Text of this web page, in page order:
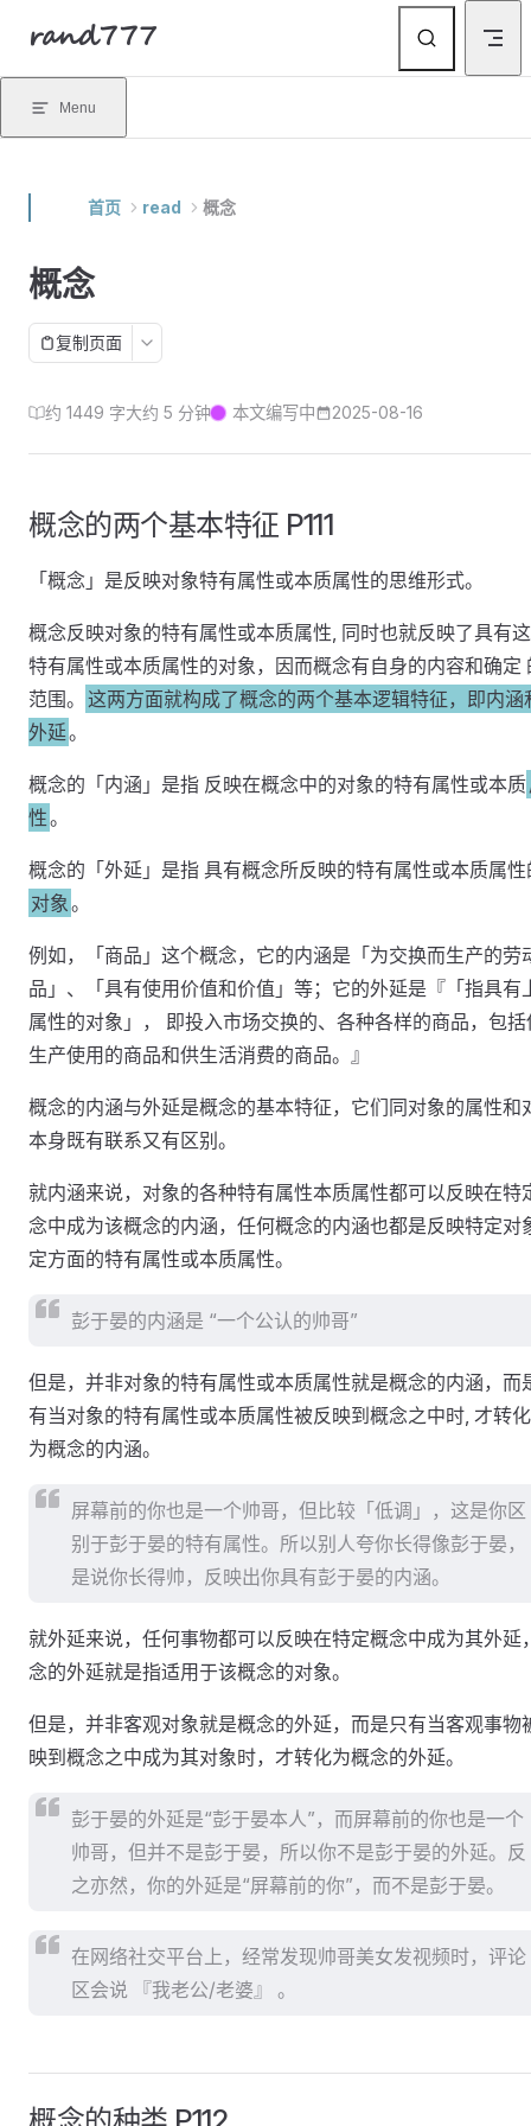
Skip to content
rand777
Menu
首页 read 概念
概念
复制页面
约 1449 字大约 5 分钟 本文编写中 2025-08-16
概念的两个基本特征 P111
「概念」是反映对象特有属性或本质属性的思维形式。
概念反映对象的特有属性或本质属性, 同时也就反映了具有
特有属性或本质属性的对象，因而概念有自身的内容和确定
范围。 这两方面就构成了概念的两个基本逻辑特征，即内涵
外延。
概念的「内涵」是指 反映在概念中的对象的特有属性或本质
性。
概念的「外延」是指 具有概念所反映的特有属性或本质属性
对象。
例如，「商品」这个概念，它的内涵是「为交换而生产的劳
品」、「具有使用价值和价值」等；它的外延是『「指具有
属性的对象」， 即投入市场交换的、各种各样的商品，包括
生产使用的商品和供生活消费的商品。』
概念的内涵与外延是概念的基本特征，它们同对象的属性和
本身既有联系又有区别。
就内涵来说，对象的各种特有属性本质属性都可以反映在特
念中成为该概念的内涵，任何概念的内涵也都是反映特定对
定方面的特有属性或本质属性。
彭于晏的内涵是 “一个公认的帅哥”
但是，并非对象的特有属性或本质属性就是概念的内涵，而
有当对象的特有属性或本质属性被反映到概念之中时, 才转
为概念的内涵。
屏幕前的你也是一个帅哥，但比较「低调」，这是你区
别于彭于晏的特有属性。所以别人夸你长得像彭于晏，
是说你长得帅，反映出你具有彭于晏的内涵。
就外延来说，任何事物都可以反映在特定概念中成为其外延
念的外延就是指适用于该概念的对象。
但是，并非客观对象就是概念的外延，而是只有当客观事物
映到概念之中成为其对象时，才转化为概念的外延。
彭于晏的外延是“彭于晏本人”，而屏幕前的你也是一个
帅哥，但并不是彭于晏，所以你不是彭于晏的外延。反
之亦然，你的外延是“屏幕前的你”，而不是彭于晏。
在网络社交平台上，经常发现帅哥美女发视频时，评论
区会说 『我老公/老婆』 。